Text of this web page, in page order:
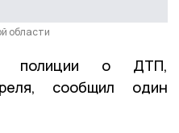
области
полиции о ДТП,
сообщил один